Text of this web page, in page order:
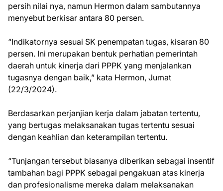
persih nilai nya, namun Hermon dalam sambutannya
menyebut berkisar antara 80 persen.
“Indikatornya sesuai SK penempatan tugas, kisaran 80
persen. Ini merupakan bentuk perhatian pemerintah
daerah untuk kinerja dari PPPK yang menjalankan
tugasnya dengan baik,” kata Hermon, Jumat
(22/3/2024).
Berdasarkan perjanjian kerja dalam jabatan tertentu,
yang bertugas melaksanakan tugas tertentu sesuai
dengan keahlian dan keterampilan tertentu.
“Tunjangan tersebut biasanya diberikan sebagai insentif
tambahan bagi PPPK sebagai pengakuan atas kinerja
dan profesionalisme mereka dalam melaksanakan